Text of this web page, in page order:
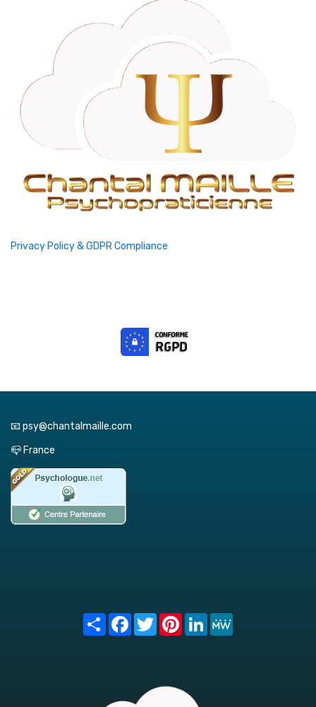
Privacy Policy & GDPR Compliance
📧 psy@chantalmaille.com
📪 France
Share FacebookTwitterPinterest
LinkedIn